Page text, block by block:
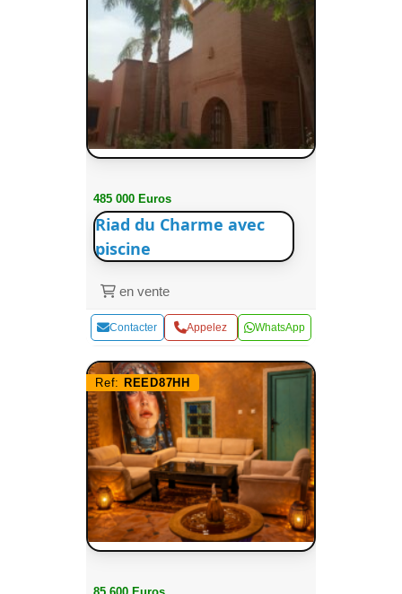
485 000 Euros
Riad du Charme avec
piscine
en vente
Contacter Appelez WhatsApp
Ref: REED87HH